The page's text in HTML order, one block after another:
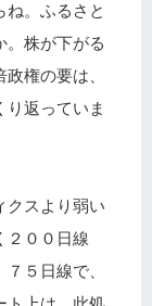
。ふるさと
株が下がる
権の要は、
返っていま
クスより弱い
２００日線
５日線で、